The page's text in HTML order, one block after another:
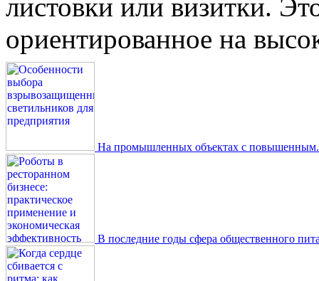
листовки или визитки.
ориентированное на
На промышленных объектах с
В последние годы сфера общественного